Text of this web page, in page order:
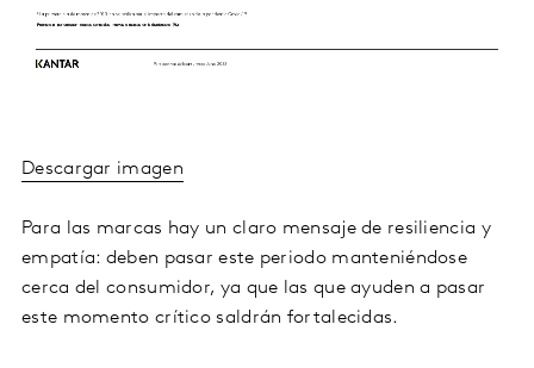
Descargar imagen
Para las marcas hay un claro mensaje de resiliencia y
empatía: deben pasar este periodo manteniéndose
cerca del consumidor, ya que las que ayuden a pasar
este momento crítico saldrán fortalecidas.